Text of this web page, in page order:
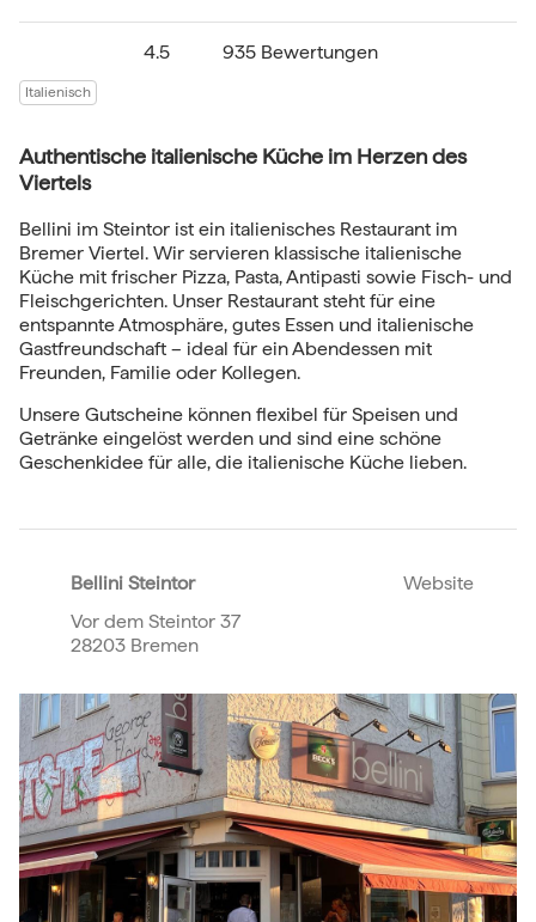
4.5 935 Bewertungen
Italienisch
Authentische italienische Küche im Herzen des
Viertels
Bellini im Steintor ist ein italienisches Restaurant im
Bremer Viertel. Wir servieren klassische italienische
Küche mit frischer Pizza, Pasta, Antipasti sowie Fisch- und
Fleischgerichten. Unser Restaurant steht für eine
entspannte Atmosphäre, gutes Essen und italienische
Gastfreundschaft – ideal für ein Abendessen mit
Freunden, Familie oder Kollegen.
Unsere Gutscheine können flexibel für Speisen und
Getränke eingelöst werden und sind eine schöne
Geschenkidee für alle, die italienische Küche lieben.
Bellini Steintor
Vor dem Steintor 37
28203 Bremen
Website